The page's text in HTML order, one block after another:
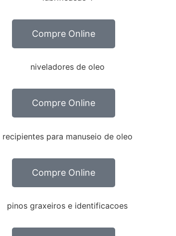
Compre Online
Compre Online
Compre Online